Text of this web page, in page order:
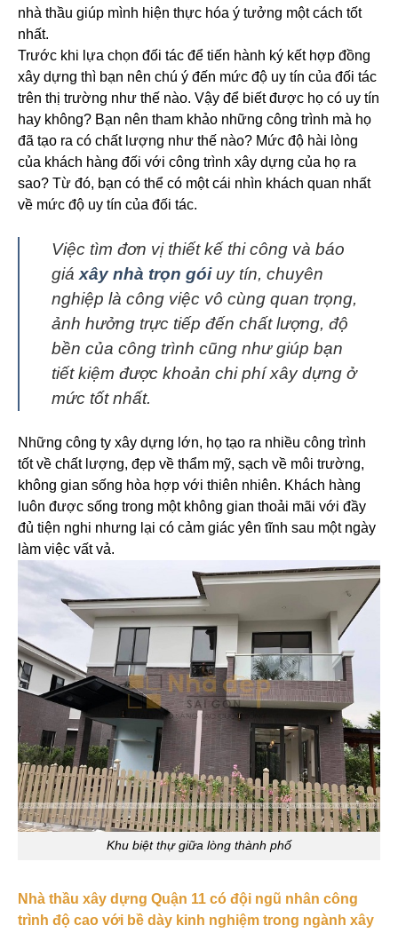
nhà thầu giúp mình hiện thực hóa ý tưởng một cách tốt
nhất.
Trước khi lựa chọn đối tác để tiến hành ký kết hợp đồng
xây dựng thì bạn nên chú ý đến mức độ uy tín của đối tác
trên thị trường như thế nào. Vậy để biết được họ có uy tín
hay không? Bạn nên tham khảo những công trình mà họ
đã tạo ra có chất lượng như thế nào? Mức độ hài lòng
của khách hàng đối với công trình xây dựng của họ ra
sao? Từ đó, bạn có thể có một cái nhìn khách quan nhất
về mức độ uy tín của đối tác.
Việc tìm đơn vị thiết kế thi công và báo
giá xây nhà trọn góiuy tín, chuyên
nghiệp là công việc vô cùng quan trọng,
ảnh hưởng trực tiếp đến chất lượng, độ
bền của công trình cũng như giúp bạn
tiết kiệm được khoản chi phí xây dựng ở
mức tốt nhất.
Những công ty xây dựng lớn, họ tạo ra nhiều công trình
tốt về chất lượng, đẹp về thẩm mỹ, sạch về môi trường,
không gian sống hòa hợp với thiên nhiên. Khách hàng
luôn được sống trong một không gian thoải mãi với đầy
đủ tiện nghi nhưng lại có cảm giác yên tĩnh sau một ngày
làm việc vất vả.
Khu biệt thự giữa lòng thành phố
Nhà thầu xây dựng Quận 11 có đội ngũ nhân công
trình độ cao với bề dày kinh nghiệm trong ngành xây